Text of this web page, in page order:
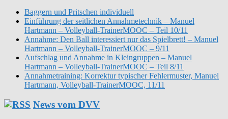
Baggern und Pritschen individuell
Einführung der seitlichen Annahmetechnik – Manuel
Hartmann – Volleyball-TrainerMOOC – Teil 10/11
Annahme: Den Ball interessiert nur das Spielbrett! – Manuel
Hartmann – Volleyball-TrainerMOOC – 9/11
Aufschlag und Annahme in Kleingruppen – Manuel
Hartmann – Volleyball-TrainerMOOC – Teil 8/11
Annahmetraining: Korrektur typischer Fehlermuster, Manuel
Hartmann, Volleyball-TrainerMOOC, 11/11
News vom DVV